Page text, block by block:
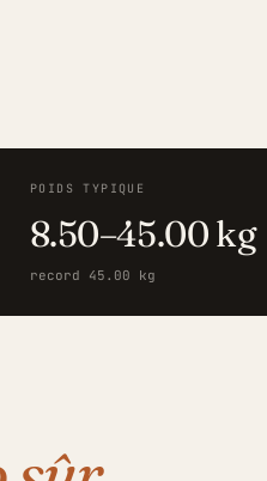
POIDS TYPIQUE
8.50–45.00 kg
record 45.00 kg